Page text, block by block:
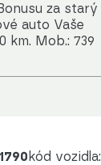
za starý
auto Vaše
km. Mob.: 739
kód vozidla: